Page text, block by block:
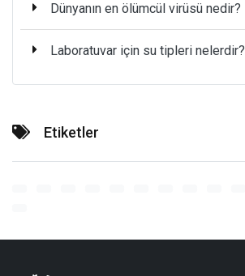
Dünyanın en ölümcül virüsü nedir?
Laboratuvar için su tipleri nelerdir?
Etiketler